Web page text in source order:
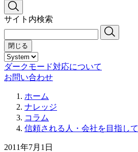
サイト内検索
閉じる
ダークモード対応について
お問い合わせ
ホーム
ナレッジ
コラム
信頼される人・会社を目指して
2011年7月1日